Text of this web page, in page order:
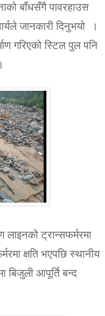
बाँधसँगै पावरहाउस
जानकारी दिनुभयो ।
गरिएको स्टिल पुल पनि
लाइनको ट्रान्सफर्मरमा
क्षति भएपछि स्थानीय
बिजुली आपूर्ति बन्द